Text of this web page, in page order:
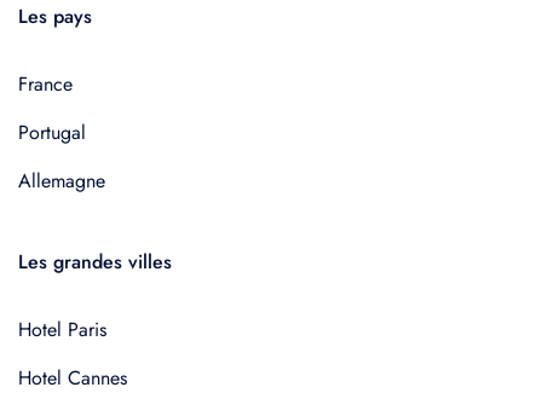
Les pays
France
Portugal
Allemagne
Les grandes villes
Hotel Paris
Hotel Cannes